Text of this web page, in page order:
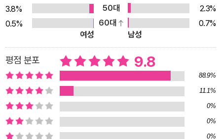
3.8%
50대
2.3%
0.5%
60대
0.7%
여성
남성
평점 분포 9.8
88.9%
11.1%
0%
0%
0%